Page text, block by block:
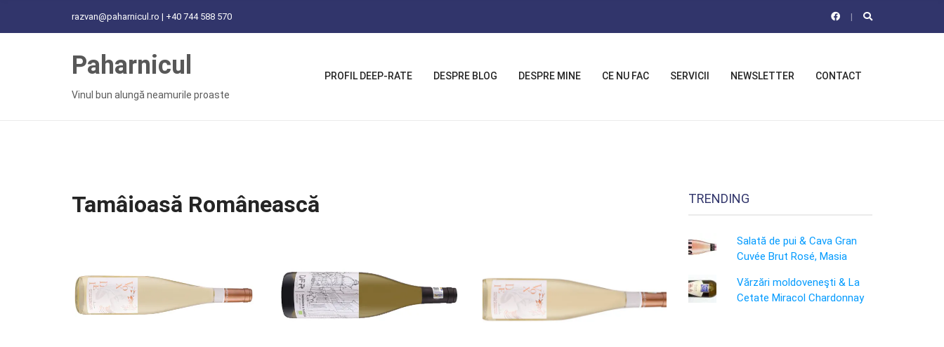
razvan@paharnicul.ro | +40 744 588 570
Paharnicul
Vinul bun alungă neamurile proaste
PROFIL DEEP-RATE DESPRE BLOG DESPRE MINE CE NU FAC SERVICII NEWSLETTER CONTACT
Tamâioasă Românească TRENDING
Salată de pui & Cava Gran
Cuvée Brut Rosé, Masia
Vărzări moldoveneşti & La
Cetate Miracol Chardonnay